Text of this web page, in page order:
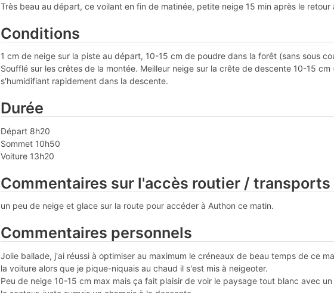
Très beau au départ, ce voilant en fin de matinée, petite neige 15 min après le retour
Conditions
1 cm de neige sur la piste au départ, 10-15 cm de poudre dans la forêt (sans sous
Soufflé sur les crêtes de la montée. Meilleur neige sur la crête de descente 10-15 cm
s'humidifiant rapidement dans la descente.
Durée
Départ 8h20
Sommet 10h50
Voiture 13h20
Commentaires sur l'accès routier / transports
un peu de neige et glace sur la route pour accéder à Authon ce matin.
Commentaires personnels
Jolie ballade, j'ai réussi à optimiser au maximum le créneaux de beau temps de ce
la voiture alors que je pique-niquais au chaud il s'est mis à neigeoter.
Peu de neige 10-15 cm max mais ça fait plaisir de voir le paysage tout blanc avec